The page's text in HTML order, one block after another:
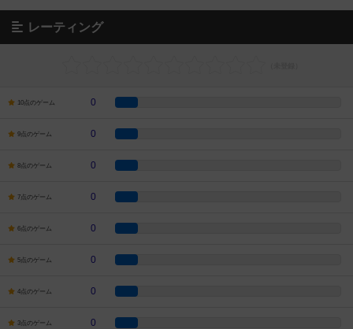
レーティング
10点のゲーム 0
9点のゲーム 0
8点のゲーム 0
7点のゲーム 0
6点のゲーム 0
5点のゲーム 0
4点のゲーム 0
3点のゲーム 0